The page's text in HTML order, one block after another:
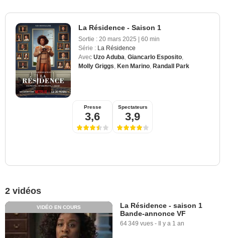
La Résidence - Saison 1
Sortie : 20 mars 2025 | 60 min
Série : La Résidence
Avec Uzo Aduba Giancarlo Esposito
Molly Griggs Ken Marino Randall Park
Presse
3,6
Spectateurs
3,9
2 vidéos
VIDÉO EN COURS
La Résidence - saison 1
Bande-annonce VF
64 349 vues - Il y a 1 an